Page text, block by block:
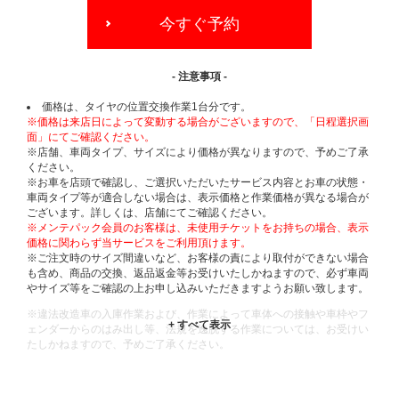
今すぐ予約
- 注意事項 -
価格は、タイヤの位置交換作業1台分です。
※価格は来店日によって変動する場合がございますので、「日程選択画
面」にてご確認ください。
※店舗、車両タイプ、サイズにより価格が異なりますので、予めご了承
ください。
※お車を店頭で確認し、ご選択いただいたサービス内容とお車の状態・
車両タイプ等が適合しない場合は、表示価格と作業価格が異なる場合が
ございます。詳しくは、店舗にてご確認ください。
※メンテパック会員のお客様は、未使用チケットをお持ちの場合、表示
価格に関わらず当サービスをご利用頂けます。
※ご注文時のサイズ間違いなど、お客様の責により取付ができない場合
も含め、商品の交換、返品返金等お受けいたしかねますので、必ず車両
やサイズ等をご確認の上お申し込みいただきますようお願い致します。
※違法改造車の入庫作業および、作業によって車体への接触や車枠やフ
ェンダーからのはみ出し等、法規を逸脱する作業については、お受けい
たしかねますので、予めご了承ください。